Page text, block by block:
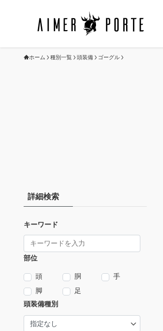
ホーム 種別一覧 頭装備 ゴーグル
詳細検索
キーワード
部位
頭 胴
手
脚
足
頭装備種別